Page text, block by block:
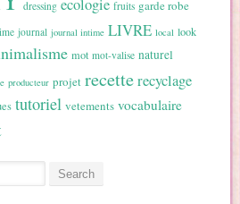
dressing fruits garde robe
journal journal intime LIVRE local look
mot mot-valise naturel
producteur projet recetterecyclage
tutoriel vetements vocabulaire